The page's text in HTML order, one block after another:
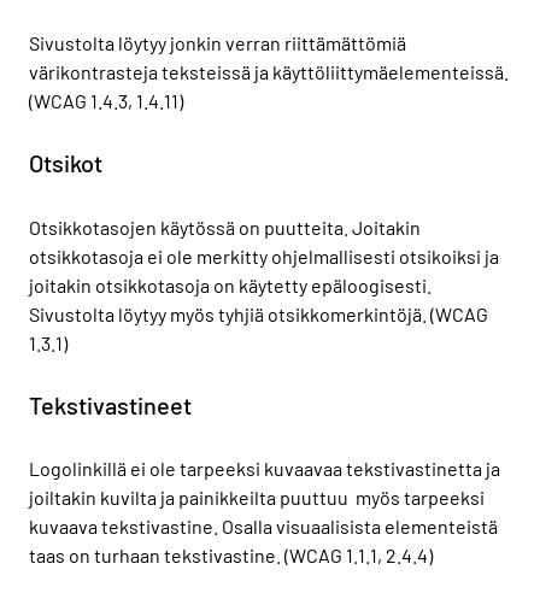
Sivustolta löytyy jonkin verran riittämättömiä
värikontrasteja teksteissä ja käyttöliittymäelementeissä.
(WCAG 1.4.3, 1.4.11)
Otsikot
Otsikkotasojen käytössä on puutteita. Joitakin
otsikkotasoja ei ole merkitty ohjelmallisesti otsikoiksi ja
joitakin otsikkotasoja on käytetty epäloogisesti.
Sivustolta löytyy myös tyhjiä otsikkomerkintöjä. (WCAG
1.3.1)
Tekstivastineet
Logolinkillä ei ole tarpeeksi kuvaavaa tekstivastinetta ja
joiltakin kuvilta ja painikkeilta puuttuu myös tarpeeksi
kuvaava tekstivastine. Osalla visuaalisista elementeistä
taas on turhaan tekstivastine. (WCAG 1.1.1, 2.4.4)